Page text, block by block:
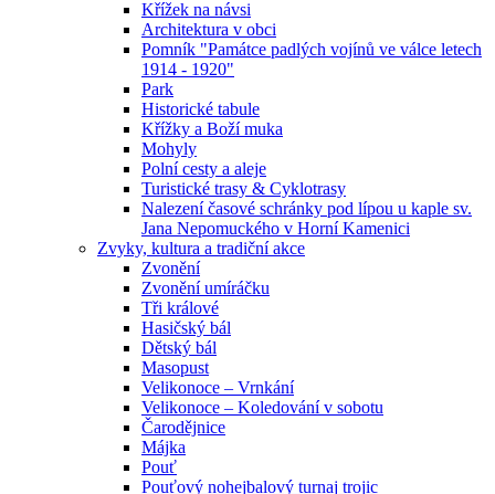
Křížek na návsi
Architektura v obci
Pomník "Památce padlých vojínů ve válce letech
1914 - 1920"
Park
Historické tabule
Křížky a Boží muka
Mohyly
Polní cesty a aleje
Turistické trasy & Cyklotrasy
Nalezení časové schránky pod lípou u kaple sv.
Jana Nepomuckého v Horní Kamenici
Zvyky, kultura a tradiční akce
Zvonění
Zvonění umíráčku
Tři králové
Hasičský bál
Dětský bál
Masopust
Velikonoce – Vrnkání
Velikonoce – Koledování v sobotu
Čarodějnice
Májka
Pouť
Pouťový nohejbalový turnaj trojic